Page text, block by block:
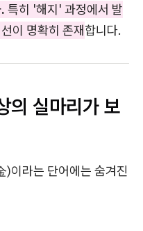
특히 '해지' 과정에서 발
이 명확히 존재합니다.
실마리가 보
이라는 단어에는 숨겨진